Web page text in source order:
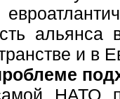
альянса
и в
пока